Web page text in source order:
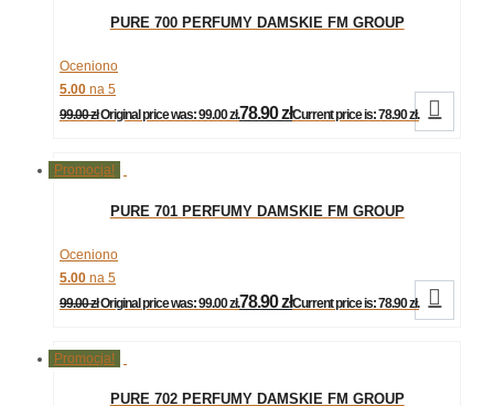
PURE 700 PERFUMY DAMSKIE FM GROUP
Oceniono
5.00 na 5
99.00złOriginal price was: 99.00 zł.78.90złCurrent price is: 78.90 zł. 
Promocja!
PURE 701 PERFUMY DAMSKIE FM GROUP
Oceniono
5.00 na 5
99.00złOriginal price was: 99.00 zł.78.90złCurrent price is: 78.90 zł. 
Promocja!
PURE 702 PERFUMY DAMSKIE FM GROUP